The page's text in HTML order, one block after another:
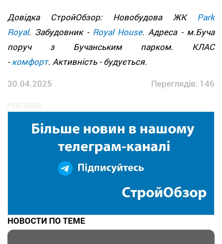
Довідка СтройОбзор: Новобудова ЖК Park
Royal. Забудовник - Royal House. Адреса - м.Буча
поруч з Бучанським парком. КЛАС
-комфорт. Активність - будується.
30.04.2025
Переглядів: 146
НОВОСТИ ПО ТЕМЕ